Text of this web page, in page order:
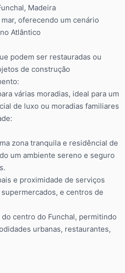
Madeira
oferecendo um cenário
Atlântico
podem ser restauradas ou
de construção
várias moradias, ideal para um
de luxo ou moradias familiares
zona tranquila e residêncial de
um ambiente sereno e seguro
e proximidade de serviços
e centros de
centro do Funchal, permitindo
urbanas, restaurantes,